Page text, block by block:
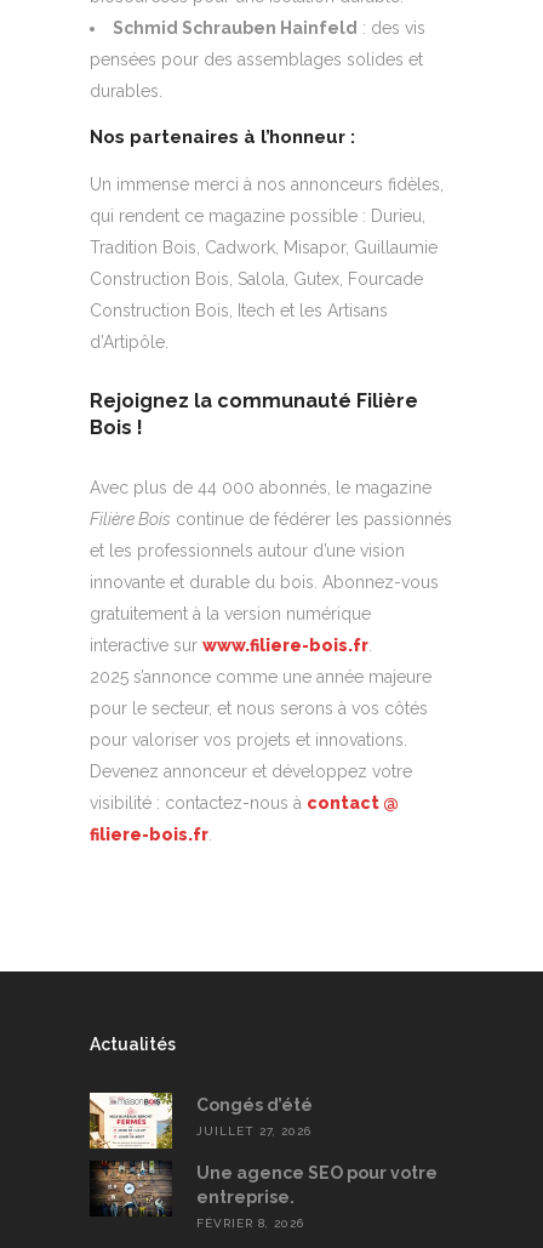
Schmid Schrauben Hainfeld : des vis
pensées pour des assemblages solides et
durables.
Nos partenaires à l’honneur :
Un immense merci à nos annonceurs fidèles,
qui rendent ce magazine possible : Durieu,
Tradition Bois, Cadwork, Misapor, Guillaumie
Construction Bois, Salola, Gutex, Fourcade
Construction Bois, Itech et les Artisans
d’Artipôle.
Rejoignez la communauté Filière
Bois !
Avec plus de 44 000 abonnés, le magazine
Filière Bois continue de fédérer les passionnés
et les professionnels autour d’une vision
innovante et durable du bois. Abonnez-vous
gratuitement à la version numérique
interactive sur www.filiere-bois.fr
2025 s’annonce comme une année majeure
pour le secteur, et nous serons à vos côtés
pour valoriser vos projets et innovations.
Devenez annonceur et développez votre
visibilité : contactez-nous à contact @
filiere-bois.fr
Actualités
Congés d’été
JUILLET 27, 2026
Une agence SEO pour votre
entreprise.
FÉVRIER 8, 2026